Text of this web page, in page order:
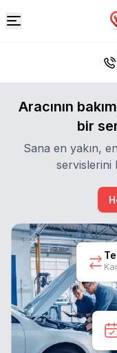
Aracının
bir
Sana en yakın,
servislerini